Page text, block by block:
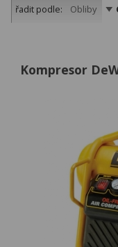
řadit podle: Obliby
Kompresor